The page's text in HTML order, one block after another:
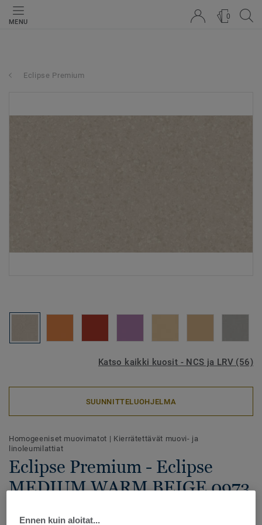
MENU
0
Eclipse Premium
Katso kaikki kuosit - NCS ja LRV (56)
SUUNNITTELUOHJELMA
Homogeeniset muovimatot | Kierrätettävät muovi- ja
linoleumilattiat
Eclipse Premium - Eclipse
MEDIUM WARM BEIGE 0973
Ennen kuin aloitat...